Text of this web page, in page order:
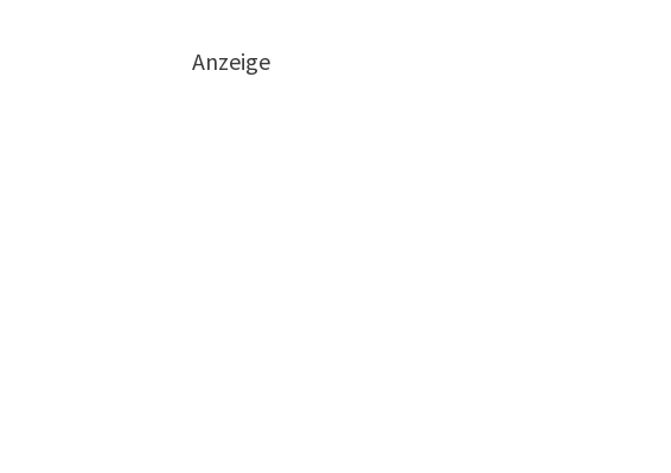
Anzeige